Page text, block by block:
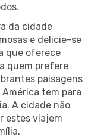
da cidade
e delicie-se
que oferece
quem prefere
paisagens
tem para
A cidade não
estes viajem